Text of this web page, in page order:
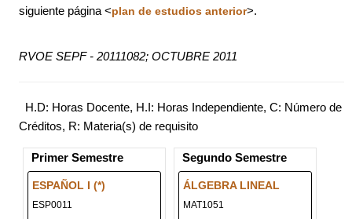
siguiente página <plan de estudios anterior>.
RVOE SEPF - 20111082; OCTUBRE 2011
H.D: Horas Docente, H.I: Horas Independiente, C: Número de
Créditos, R: Materia(s) de requisito
Primer Semestre
ESPAÑOL I (*)
ESP0011
Segundo Semestre
ÁLGEBRA LINEAL
MAT1051